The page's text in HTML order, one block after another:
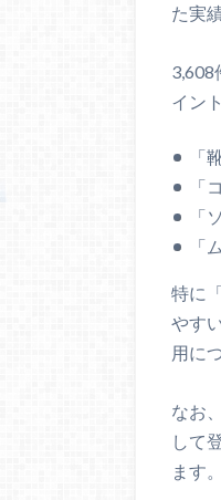
た実
3,608
イント
「
「
「
「
特に
やす
用に
なお
して
ます